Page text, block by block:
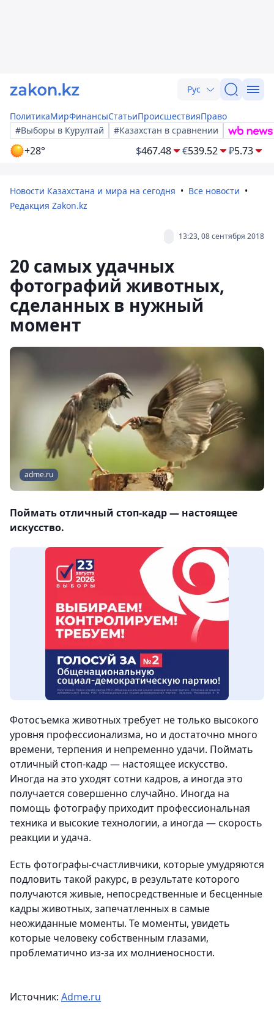
Рус
ПолитикаМирФинансыСтатьиПроисшествияПраво
#Выборы в Курултай
#Казахстан в сравнении
+28° $467.48 €539.52 ₽5.73
Новости Казахстана и мира на сегодня
Все новости
Редакция Zakon.kz
13:23, 08 сентября 2018
20 самых удачных
фотографий животных,
сделанных в нужный
момент
adme.ru
Поймать отличный стоп-кадр — настоящее
искусство.
Фотосъемка животных требует не только высокого
уровня профессионализма, но и достаточно много
времени, терпения и непременно удачи. Поймать
отличный стоп-кадр — настоящее искусство.
Иногда на это уходят сотни кадров, а иногда это
получается совершенно случайно. Иногда на
помощь фотографу приходит профессиональная
техника и высокие технологии, а иногда — скорость
реакции и удача.
Есть фотографы-счастливчики, которые умудряются
подловить такой ракурс, в результате которого
получаются живые, непосредственные и бесценные
кадры животных, запечатленных в самые
неожиданные моменты. Те моменты, увидеть
которые человеку собственным глазами,
проблематично из-за их молниеносности.
Источник: Adme.ru